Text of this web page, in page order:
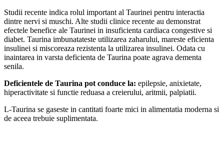
Studii recente indica rolul important al Taurinei pentru interactia
dintre nervi si muschi. Alte studii clinice recente au demonstrat
efectele benefice ale Taurinei in insuficienta cardiaca congestive si
diabet. Taurina imbunatateste utilizarea zaharului, mareste eficienta
insulinei si miscoreaza rezistenta la utilizarea insulinei. Odata cu
inaintarea in varsta deficienta de Taurina poate agrava dementa
senila.
Deficientele de Taurina pot conduce la: epilepsie, anixietate,
hiperactivitate si functie reduasa a creierului, aritmii, palpiatii.
L-Taurina se gaseste in cantitati foarte mici in alimentatia moderna si
de aceea trebuie suplimentata.